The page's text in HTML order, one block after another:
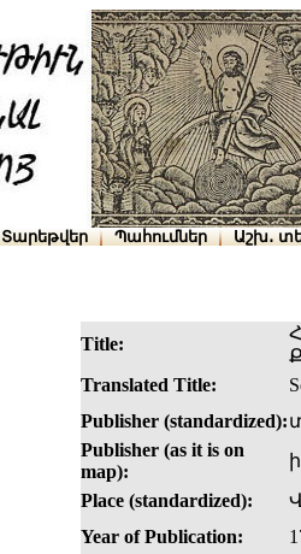
Տարեթվեր Պահումներ Աշխ․
Title:
Translated Title:
Publisher (standardized):
Publisher (as it is on
map):
Place (standardized):
Year of Publication: